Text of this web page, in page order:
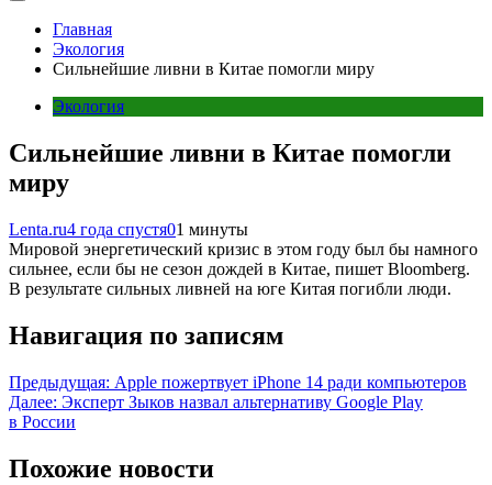
Главная
Экология
Сильнейшие ливни в Китае помогли миру
Экология
Сильнейшие ливни в Китае помогли
миру
Lenta.ru4 года спустя01 минуты
Мировой энергетический кризис в этом году был бы намного
сильнее, если бы не сезон дождей в Китае, пишет Bloomberg.
В результате сильных ливней на юге Китая погибли люди.
Навигация по записям
Предыдущая: Apple пожертвует iPhone 14 ради компьютеров
Далее: Эксперт Зыков назвал альтернативу Google Play
в России
Похожие новости